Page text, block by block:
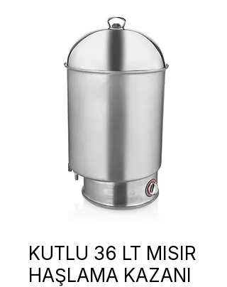
KUTLU 36 LT MISIR
HAŞLAMA KAZANI